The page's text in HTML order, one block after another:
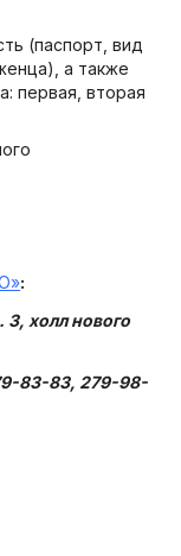
(паспорт, вид
а также
первая, вторая
:
3, холл нового
83-83, 279-98-